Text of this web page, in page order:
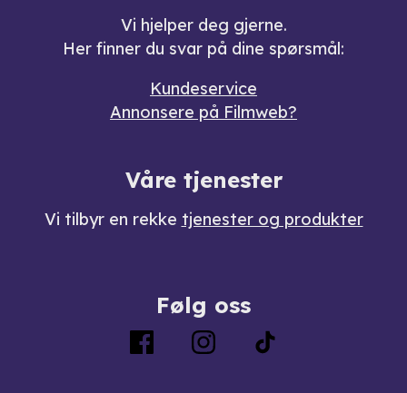
Vi hjelper deg gjerne.
Her finner du svar på dine spørsmål:
Kundeservice
Annonsere på Filmweb?
Våre tjenester
Vi tilbyr en rekke tjenester og produkter
Følg oss